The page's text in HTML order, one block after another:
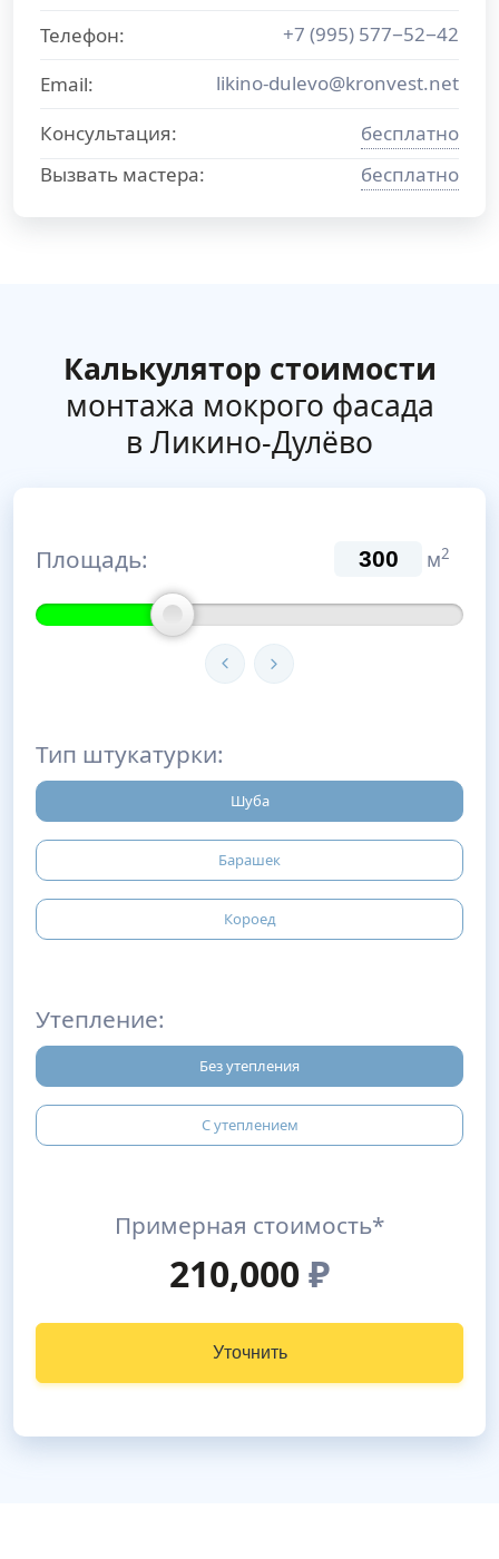
Телефон:
+7 (995) 577−52−42
Email:
likino-dulevo@kronvest.net
Консультация:
бесплатно
Вызвать мастера:
бесплатно
Калькулятор стоимости
монтажа мокрого фасада
в Ликино-Дулёво
Площадь: м2
Тип штукатурки:
Шуба
Барашек
Короед
Утепление:
Без утепления
С утеплением
Примерная стоимость*
210,000₽
Уточнить